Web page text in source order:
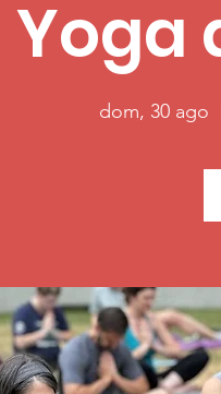
Yoga
dom, 30 ago